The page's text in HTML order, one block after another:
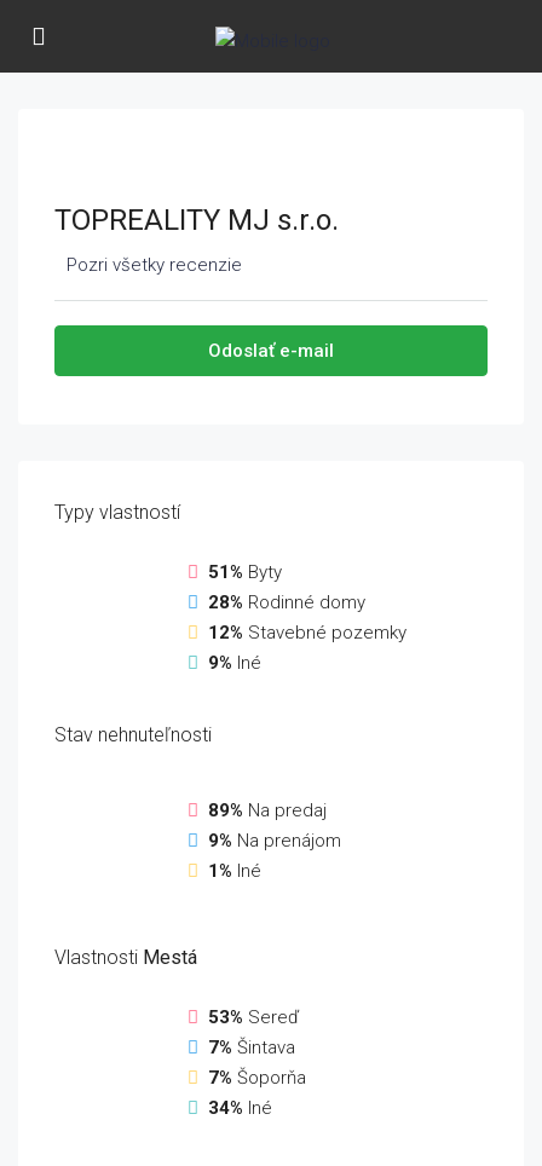
TOPREALITY MJ s.r.o.
Pozri všetky recenzie
Odoslať e-mail
Typy vlastností
51% Byty
28% Rodinné domy
12% Stavebné pozemky
9% Iné
Stav nehnuteľnosti
89% Na predaj
9% Na prenájom
1% Iné
Vlastnosti Mestá
53% Sereď
7% Šintava
7% Šoporňa
34% Iné